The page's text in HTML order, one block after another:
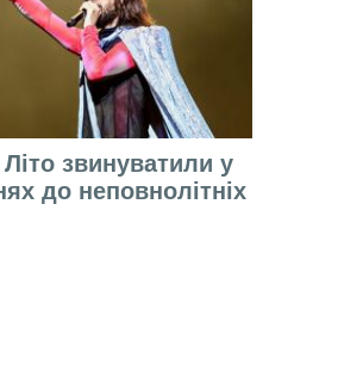
звинуватили у
до неповнолітніх